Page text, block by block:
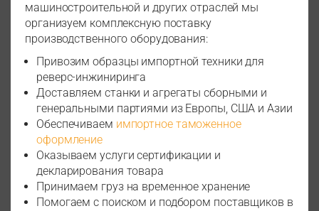
машиностроительной и других отраслей мы
организуем комплексную поставку
производственного оборудования:
Привозим образцы импортной техники для
реверс-инжиниринга
Доставляем станки и агрегаты сборными и
генеральными партиями из Европы, США и Азии
Обеспечиваем импортное таможенное
оформление
Оказываем услуги сертификации и
декларирования товара
Принимаем груз на временное хранение
Помогаем с поиском и подбором поставщиков в